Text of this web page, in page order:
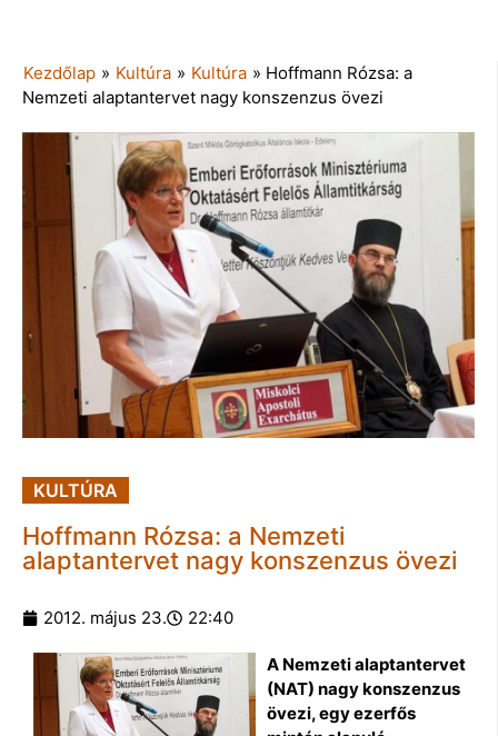
Kezdőlap » Kultúra » Kultúra » Hoffmann Rózsa: a
Nemzeti alaptantervet nagy konszenzus övezi
KULTÚRA
Hoffmann Rózsa: a Nemzeti
alaptantervet nagy konszenzus övezi
2012. május 23. 22:40
A Nemzeti alaptantervet
(NAT) nagy konszenzus
övezi, egy ezerfős